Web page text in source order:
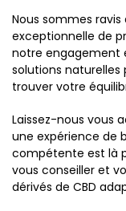
Nous sommes
exceptionnelle de
notre engagement
solutions
trouver votre
Laissez-nous vous
une expérience de
compétente est là
vous conseiller et
dérivés de CBD